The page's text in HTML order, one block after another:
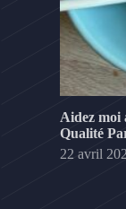
Aidez moi
Qualité
22 avril